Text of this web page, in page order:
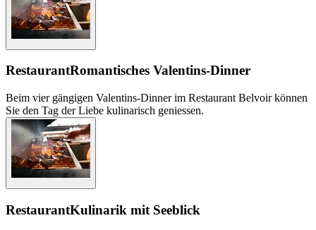
RestaurantRomantisches Valentins-Dinner
Beim vier gängigen Valentins-Dinner im Restaurant Belvoir können
Sie den Tag der Liebe kulinarisch geniessen.
RestaurantKulinarik mit Seeblick